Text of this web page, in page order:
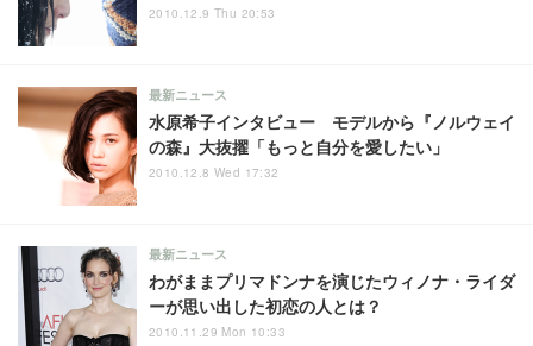
2010.12.9 Thu 20:53
水原希子インタビュー モデルから『ノルウェイ
の森』大抜擢「もっと自分を愛したい」
最新ニュース
2010.12.8 Wed 17:32
わがままプリマドンナを演じたウィノナ・ライダ
ーが思い出した初恋の人とは？
最新ニュース
2010.11.29 Mon 10:33